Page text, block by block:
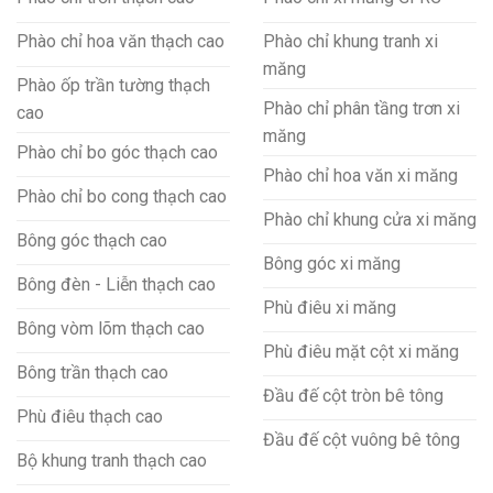
Phào chỉ hoa văn thạch cao
Phào ốp trần tường thạch
cao
Phào chỉ bo góc thạch cao
Phào chỉ bo cong thạch cao
Bông góc thạch cao
Bông đèn - Liễn thạch cao
Bông vòm lõm thạch cao
Bông trần thạch cao
Phù điêu thạch cao
Bộ khung tranh thạch cao
Phào chỉ khung tranh xi
măng
Phào chỉ phân tầng trơn xi
măng
Phào chỉ hoa văn xi măng
Phào chỉ khung cửa xi măng
Bông góc xi măng
Phù điêu xi măng
Phù điêu mặt cột xi măng
Đầu đế cột tròn bê tông
Đầu đế cột vuông bê tông